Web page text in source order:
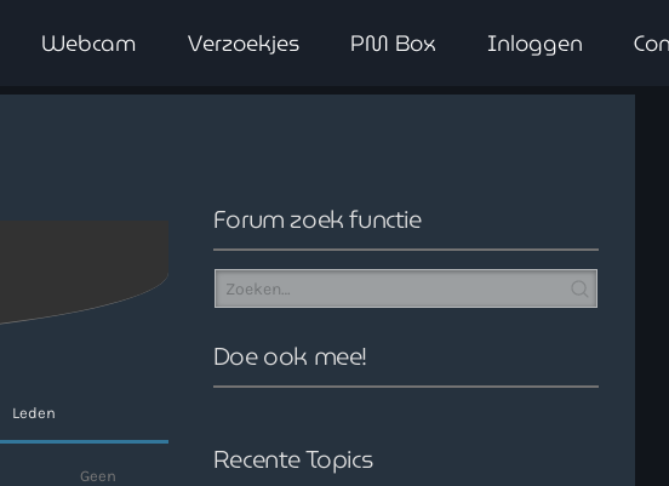
Webcam Verzoekjes PM Box Inloggen
Leden
Geen
Forum zoek functie
Doe ook mee!
Recente Topics